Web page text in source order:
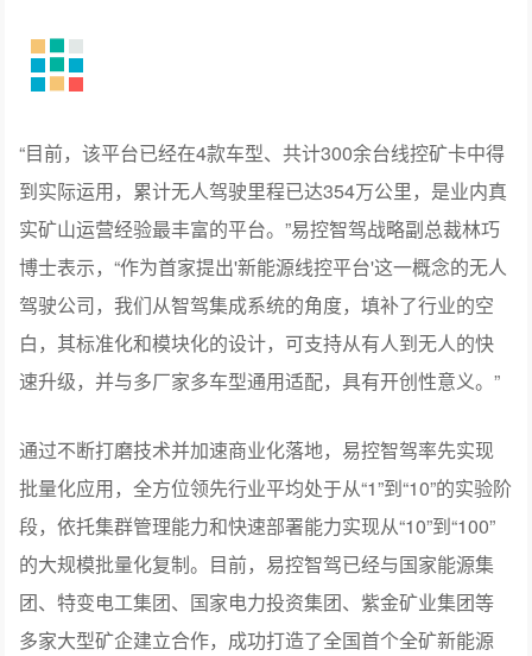
“目前，该平台已经在4款车型、共计300余台线控矿卡中得
到实际运用，累计无人驾驶里程已达354万公里，是业内真
实矿山运营经验最丰富的平台。”易控智驾战略副总裁林巧
博士表示，“作为首家提出'新能源线控平台'这一概念的无人
驾驶公司，我们从智驾集成系统的角度，填补了行业的空
白，其标准化和模块化的设计，可支持从有人到无人的快
速升级，并与多厂家多车型通用适配，具有开创性意义。”
通过不断打磨技术并加速商业化落地，易控智驾率先实现
批量化应用，全方位领先行业平均处于从“1”到“10”的实验阶
段，依托集群管理能力和快速部署能力实现从“10”到“100”
的大规模批量化复制。目前，易控智驾已经与国家能源集
团、特变电工集团、国家电力投资集团、紫金矿业集团等
多家大型矿企建立合作，成功打造了全国首个全矿新能源